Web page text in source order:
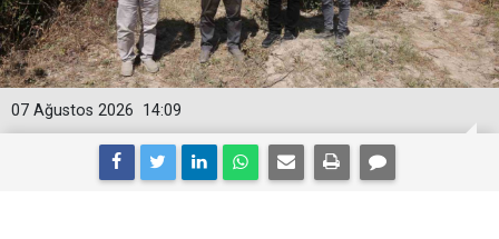
14:09
07 Ağustos 2026